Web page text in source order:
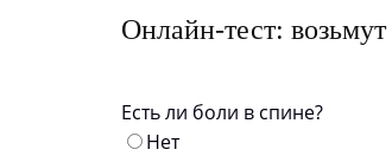
Онлайн-тест:
Есть ли боли в спине?
Нет